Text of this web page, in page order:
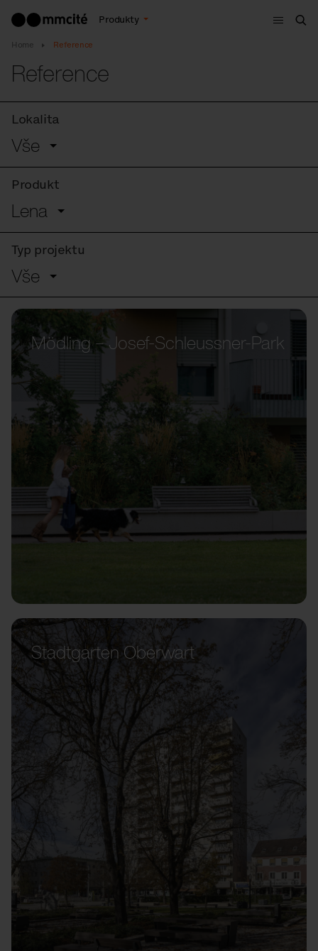
Produkty
Menu
Home Reference
Reference
Lokalita
Vše
Produkt
Lena
Typ projektu
Vše
Mödling – Josef-Schleussner-Park
Stadtgarten Oberwart